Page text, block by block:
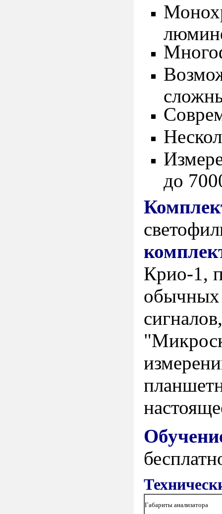
до
Крио-1,
обычных
Габариты анализатора